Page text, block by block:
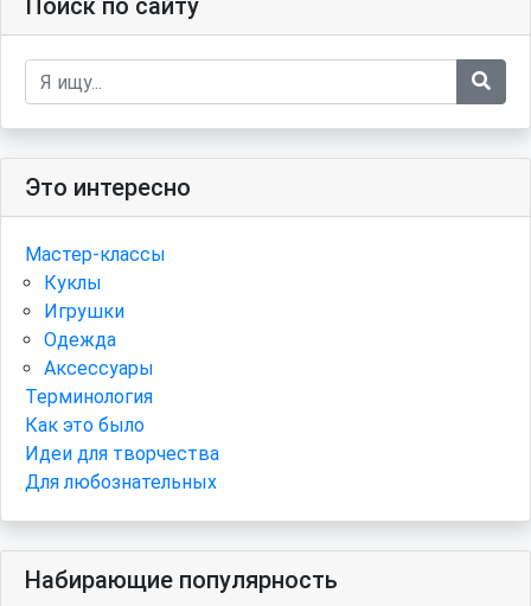
Поиск по сайту
Это интересно
Мастер-классы
Куклы
Игрушки
Одежда
Аксессуары
Терминология
Как это было
Идеи для творчества
Для любознательных
Набирающие популярность